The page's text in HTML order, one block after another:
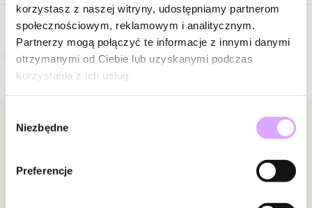
korzystasz z naszej witryny, udostępniamy partnerom
społecznościowym, reklamowym i analitycznym.
Partnerzy mogą połączyć te informacje z innymi danymi
otrzymanymi od Ciebie lub uzyskanymi podczas
korzystania z ich usług.
zgody
Niezbędne
Preferencje
Waga poniżej 5 g.
Zobacz inne produkty z kolekcji Secret
Kolor metalu srebrny
Opinie
Brak opinii
Bądź pierwszą osobą, która podzieli się opinią o tym
Powiadomienie
Newsletter